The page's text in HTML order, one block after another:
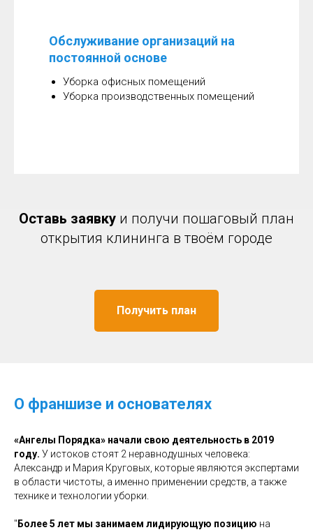
Обслуживание организаций на
постоянной основе
Уборка офисных помещений
Уборка производственных помещений
Оставь заявку и получи пошаговый план
открытия клининга в твоём городе
Получить план
О франшизе и основателях
«Ангелы Порядка» начали свою деятельность в 2019
году. У истоков стоят 2 неравнодушных человека:
Александр и Мария Круговых, которые являются экспертами
в области чистоты, а именно применении средств, а также
технике и технологии уборки.
" Более 5 лет мы занимаем лидирующую позицию на